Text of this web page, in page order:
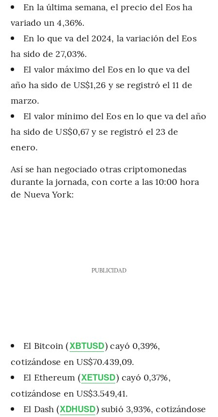
En la última semana, el precio del Eos ha
variado un 4,36%.
En lo que va del 2024, la variación del Eos
ha sido de 27,03%.
El valor máximo del Eos en lo que va del
año ha sido de US$1,26 y se registró el 11 de
marzo.
El valor mínimo del Eos en lo que va del año
ha sido de US$0,67 y se registró el 23 de
enero.
Así se han negociado otras criptomonedas
durante la jornada, con corte a las 10:00 hora
de Nueva York:
PUBLICIDAD
El Bitcoin (XBTUSD) cayó 0,39%,
cotizándose en US$70.439,09.
El Ethereum (XETUSD) cayó 0,37%,
cotizándose en US$3.549,41.
El Dash (XDHUSD) subió 3,93%, cotizándose